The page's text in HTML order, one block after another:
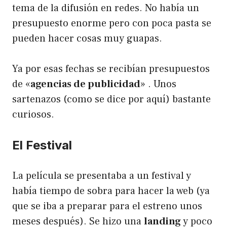
tema de la difusión en redes. No había un
presupuesto enorme pero con poca pasta se
pueden hacer cosas muy guapas.
Ya por esas fechas se recibían presupuestos
de «agencias de publicidad» . Unos
sartenazos (como se dice por aquí) bastante
curiosos.
El Festival
La película se presentaba a un festival y
había tiempo de sobra para hacer la web (ya
que se iba a preparar para el estreno unos
meses después). Se hizo unalandingy poco